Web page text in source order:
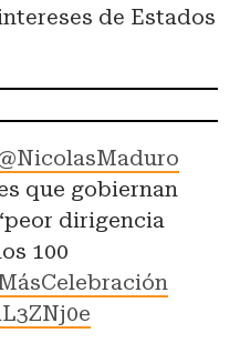
de Estados
que gobiernan
dirigencia
100